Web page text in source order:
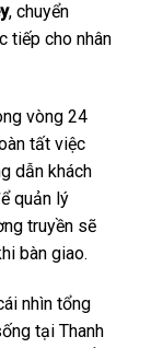
, chuyển
tiếp cho nhân
vòng 24
tất việc
dẫn khách
quản lý
truyền sẽ
bàn giao.
nhìn tổng
tại Thanh